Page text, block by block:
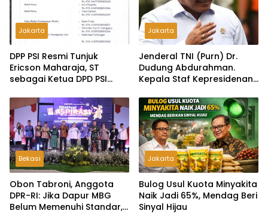
Jakarta
DPP PSI Resmi Tunjuk
Ericson Maharaja, ST
sebagai Ketua DPD PSI
Jakarta
Jenderal TNI (Purn) Dr.
Dudung Abdurahman.
Kepala Staf Kepresidenan
MBG: Tak Sesuai Aturan di
Lapangan, Akan Dibabat
Bekasi
Obon Tabroni, Anggota
DPR-RI: Jika Dapur MBG
Belum Memenuhi Standar,
Jakarta
Bulog Usul Kuota Minyakita
Naik Jadi 65%, Mendag Beri
Sinyal Hijau